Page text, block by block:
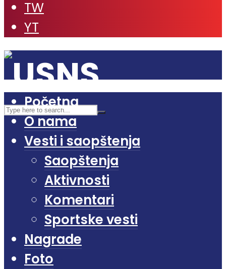
TW
YT
Početna
O nama
Vesti i saopštenja
Saopštenja
Aktivnosti
Komentari
Sportske vesti
Nagrade
Foto